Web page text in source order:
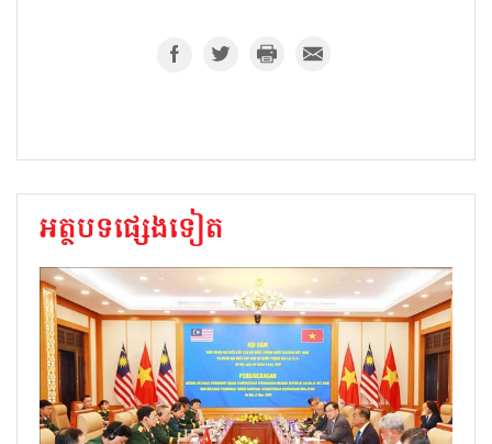
អត្ថបទផ្សេងទៀត